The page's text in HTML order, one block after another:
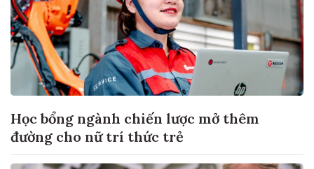
Học bổng ngành chiến lược mở thêm
đường cho nữ trí thức trẻ